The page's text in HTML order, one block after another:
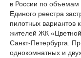
в России по объемам
Единого реестра
пилотных вариантов
жителей ЖК
Санкт-Петербурга.
однокомнатных и